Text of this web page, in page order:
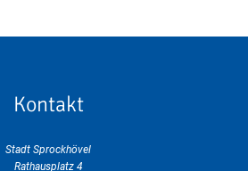
Kontakt
Stadt Sprockhövel
Rathausplatz 4